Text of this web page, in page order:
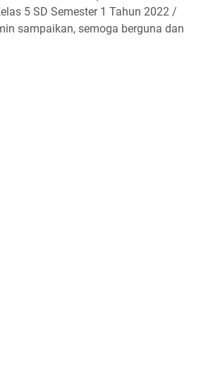
5 SD Semester 1 Tahun 2022 /
sampaikan, semoga berguna dan